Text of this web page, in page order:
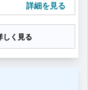
度あり）詳細を見る
しく見る